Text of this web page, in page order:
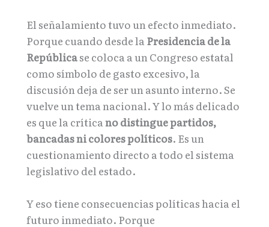
El señalamiento tuvo un efecto inmediato.
Porque cuando desde la Presidencia de la
Repúblicase coloca a un Congreso estatal
como símbolo de gasto excesivo, la
discusión deja de ser un asunto interno. Se
vuelve un tema nacional. Y lo más delicado
es que la crítica no distingue partidos,
bancadas ni colores políticos. Es un
cuestionamiento directo a todo el sistema
legislativo del estado.
Y eso tiene consecuencias políticas hacia el
futuro inmediato. Porque